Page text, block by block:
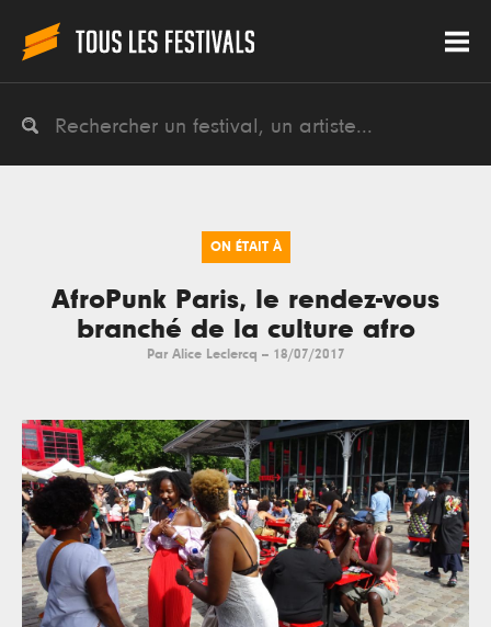
ON ÉTAIT À
AfroPunk Paris, le rendez-vous
branché de la culture afro
Par Alice Leclercq -- 18/07/2017